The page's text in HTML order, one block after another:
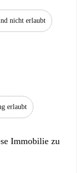
nicht erlaubt
erlaubt
Immobilie zu